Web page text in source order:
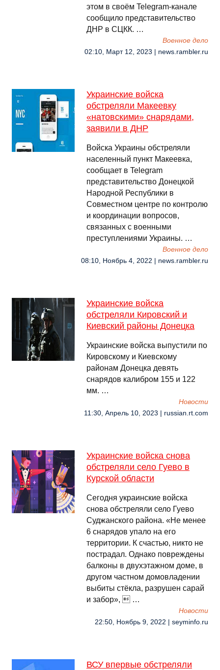
этом в своём Telegram-канале
сообщило представительство
ДНР в СЦКК. …
Военное дело
02:10, Март 12, 2023 | news.rambler.ru
Украинские войска
обстреляли Макеевку
«натовскими» снарядами,
заявили в ДНР
Войска Украины обстреляли
населенный пункт Макеевка,
сообщает в Telegram
представительство Донецкой
Народной Республики в
Совместном центре по контролю
и координации вопросов,
связанных с военными
преступлениями Украины. …
Военное дело
08:10, Ноябрь 4, 2022 | news.rambler.ru
Украинские войска
обстреляли Кировский и
Киевский районы Донецка
Украинские войска выпустили по
Кировскому и Киевскому
районам Донецка девять
снарядов калибром 155 и 122
мм. …
Новости
11:30, Апрель 10, 2023 | russian.rt.com
Украинские войска снова
обстреляли село Гуево в
Курской области
Сегодня украинские войска
снова обстреляли село Гуево
Суджанского района. «Не менее
6 снарядов упало на его
территории. К счастью, никто не
пострадал. Однако повреждены
балконы в двухэтажном доме, в
другом частном домовладении
выбиты стёкла, разрушен сарай
и забор»,  …
Новости
22:50, Ноябрь 9, 2022 | seyminfo.ru
ВСУ впервые обстреляли